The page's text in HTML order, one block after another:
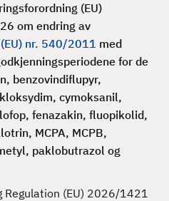
(EU)
om endring av
(EU) nr. 540/2011 med
for de
benzovindiflupyr,
cymoksanil,
fenazakin, fluopikolid,
MCPA, MCPB,
paklobutrazol og
Regulation (EU) 2026/1421